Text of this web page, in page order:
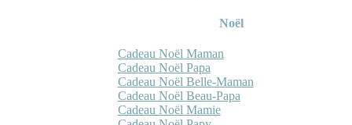
Noël
Cadeau Noël Maman
Cadeau Noël Papa
Cadeau Noël Belle-Maman
Cadeau Noël Beau-Papa
Cadeau Noël Mamie